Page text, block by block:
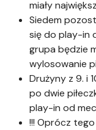
miały
Siedem
się do play-in
grupa będzie
wylosowanie
Drużyny z 9. i
po dwie
play-in od
!!! Oprócz